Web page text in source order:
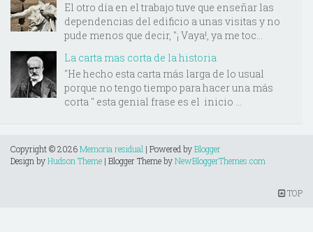
El otro día en el trabajo tuve que enseñar las
dependencias del edificio a unas visitas y no
pude menos que decir, "¡ Vaya!, ya me toc...
La carta mas corta de la historia
"He hecho esta carta más larga de lo usual
porque no tengo tiempo para hacer una más
corta " esta genial frase es el inicio ...
Copyright ©2026Memoria residual | Powered byBlogger
Design byHudson Theme | Blogger Theme byNewBloggerThemes.com
TOP